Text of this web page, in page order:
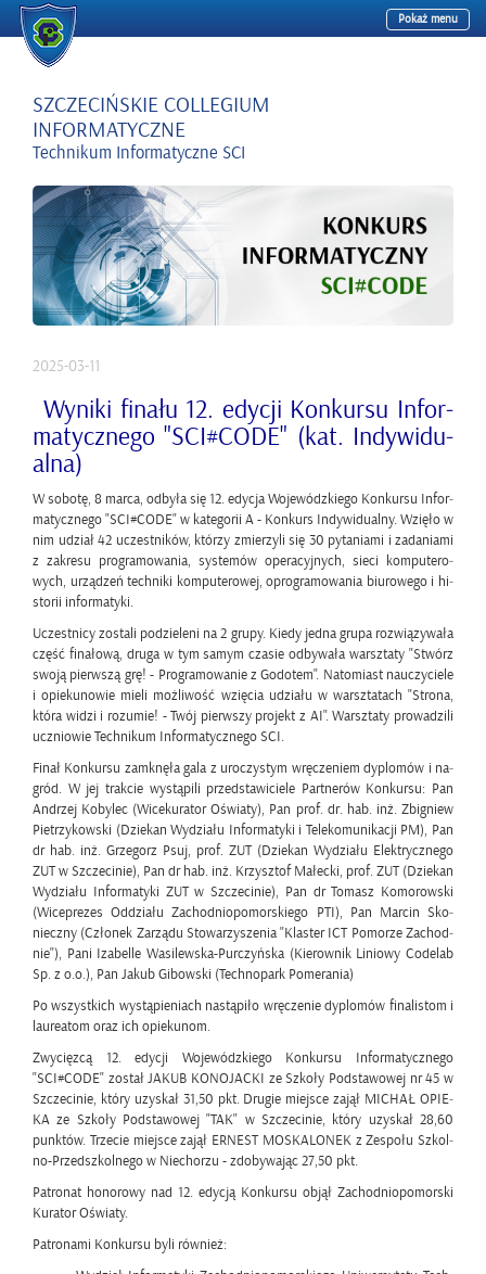
Pokaż menu
SZCZECIŃSKIE COLLEGIUM
INFORMATYCZNE
Technikum Informatyczne SCI
2025-03-11
Wy­ni­ki fi­na­łu 12. edy­cji Kon­kur­su In­for­
ma­tycz­ne­go "SCI#CODE" (kat. In­dy­wi­du­
al­na)
W so­bo­tę, 8 marca, od­by­ła się 12. edy­cja Wo­je­wódz­kie­go Kon­kur­su In­for­
ma­tycz­ne­go "SCI#CODE" w ka­te­go­rii A - Kon­kurs In­dy­wi­du­al­ny. Wzię­ło w
nim udział 42 uczest­ni­ków, któ­rzy zmie­rzy­li się 30 py­ta­nia­mi i za­da­nia­mi
z za­kre­su pro­gra­mo­wa­nia, sys­te­mów ope­ra­cyj­nych, sieci kom­pu­te­ro­
wych, urzą­dzeń tech­ni­ki kom­pu­te­ro­wej, opro­gra­mo­wa­nia biu­ro­we­go i hi­
sto­rii in­for­ma­ty­ki.
Uczest­ni­cy zo­sta­li po­dzie­le­ni na 2 grupy. Kiedy jedna grupa roz­wią­zy­wa­ła
część fi­na­ło­wą, druga w tym samym cza­sie od­by­wa­ła warsz­ta­ty "Stwórz
swoją pierw­szą grę! - Pro­gra­mo­wa­nie z Go­do­tem". Na­to­miast na­uczy­cie­le
i opie­ku­no­wie mieli moż­li­wość wzię­cia udzia­łu w warsz­ta­tach "Stro­na,
która widzi i ro­zu­mie! - Twój pierw­szy pro­jekt z AI". Warsz­ta­ty pro­wa­dzi­li
ucznio­wie Tech­ni­kum In­for­ma­tycz­ne­go SCI.
Finał Kon­kur­su za­mknę­ła gala z uro­czy­stym wrę­cze­niem dy­plo­mów i na­
gród. W jej trak­cie wy­stą­pi­li przed­sta­wi­cie­le Part­ne­rów Kon­kur­su: Pan
An­drzej Ko­by­lec (Wi­ce­ku­ra­tor Oświa­ty), Pan prof. dr. hab. inż. Zbi­gniew
Pie­trzy­kow­ski (Dzie­kan Wy­dzia­łu In­for­ma­ty­ki i Te­le­ko­mu­ni­ka­cji PM), Pan
dr hab. inż. Grze­gorz Psuj, prof. ZUT (Dzie­kan Wy­dzia­łu Elek­trycz­ne­go
ZUT w Szcze­ci­nie), Pan dr hab. inż. Krzysz­tof Ma­łec­ki, prof. ZUT (Dzie­kan
Wy­dzia­łu In­for­ma­ty­ki ZUT w Szcze­ci­nie), Pan dr To­masz Ko­mo­row­ski
(Wi­ce­pre­zes Od­dzia­łu Za­chod­nio­po­mor­skie­go PTI), Pan Mar­cin Sko­
niecz­ny (Czło­nek Za­rzą­du Sto­wa­rzy­sze­nia "Kla­ster ICT Po­mo­rze Za­chod­
nie"), Pani Iza­bel­le Wa­si­lew­ska-Pur­czyń­ska (Kie­row­nik Li­nio­wy Co­de­lab
Sp. z o.o.), Pan Jakub Gi­bow­ski (Tech­no­park Po­me­ra­nia)
Po wszyst­kich wy­stą­pie­niach na­stą­pi­ło wrę­cze­nie dy­plo­mów fi­na­li­stom i
lau­re­atom oraz ich opie­ku­nom.
Zwy­cięz­cą 12. edy­cji Wo­je­wódz­kie­go Kon­kur­su In­for­ma­tycz­ne­go
"SCI#CODE" zo­stał JAKUB KO­NO­JAC­KI ze Szko­ły Pod­sta­wo­wej nr 45 w
Szcze­ci­nie, który uzy­skał 31,50 pkt. Dru­gie miej­sce zajął MI­CHAŁ OPIE­
KA ze Szko­ły Pod­sta­wo­wej "TAK" w Szcze­ci­nie, który uzy­skał 28,60
punk­tów. Trze­cie miej­sce zajął ER­NEST MO­SKA­LO­NEK z Ze­spo­łu Szkol­
no-Przed­szkol­ne­go w Nie­cho­rzu - zdo­by­wa­jąc 27,50 pkt.
Pa­tro­nat ho­no­ro­wy nad 12. edy­cją Kon­kur­su objął Za­chod­nio­po­mor­ski
Ku­ra­tor Oświa­ty.
Pa­tro­na­mi Kon­kur­su byli rów­nież: